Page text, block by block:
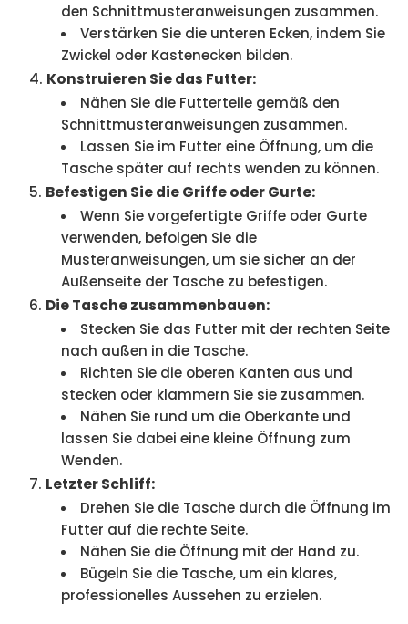
den Schnittmusteranweisungen zusammen.
Verstärken Sie die unteren Ecken, indem Sie
Zwickel oder Kastenecken bilden.
Konstruieren Sie das Futter:
Nähen Sie die Futterteile gemäß den
Schnittmusteranweisungen zusammen.
Lassen Sie im Futter eine Öffnung, um die
Tasche später auf rechts wenden zu können.
Befestigen Sie die Griffe oder Gurte:
Wenn Sie vorgefertigte Griffe oder Gurte
verwenden, befolgen Sie die
Musteranweisungen, um sie sicher an der
Außenseite der Tasche zu befestigen.
Die Tasche zusammenbauen:
Stecken Sie das Futter mit der rechten Seite
nach außen in die Tasche.
Richten Sie die oberen Kanten aus und
stecken oder klammern Sie sie zusammen.
Nähen Sie rund um die Oberkante und
lassen Sie dabei eine kleine Öffnung zum
Wenden.
Letzter Schliff:
Drehen Sie die Tasche durch die Öffnung im
Futter auf die rechte Seite.
Nähen Sie die Öffnung mit der Hand zu.
Bügeln Sie die Tasche, um ein klares,
professionelles Aussehen zu erzielen.